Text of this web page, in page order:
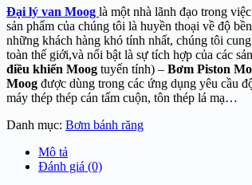
Đại lý van Moog là một nhà lãnh đạo trong
sản phẩm của chúng tôi là huyền thoại về độ
những khách hàng khó tính nhất, chúng tôi
toàn thế giới,và nổi bật là sự tích hợp của các
điều khiển Moog tuyến tính) – Bơm Piston
Moog được dùng trong các ứng dụng yêu cầu
máy thép thép cán tấm cuộn, tôn thép lá mạ…
Danh mục: Bơm bánh răng
Mô tả
Đánh giá (0)